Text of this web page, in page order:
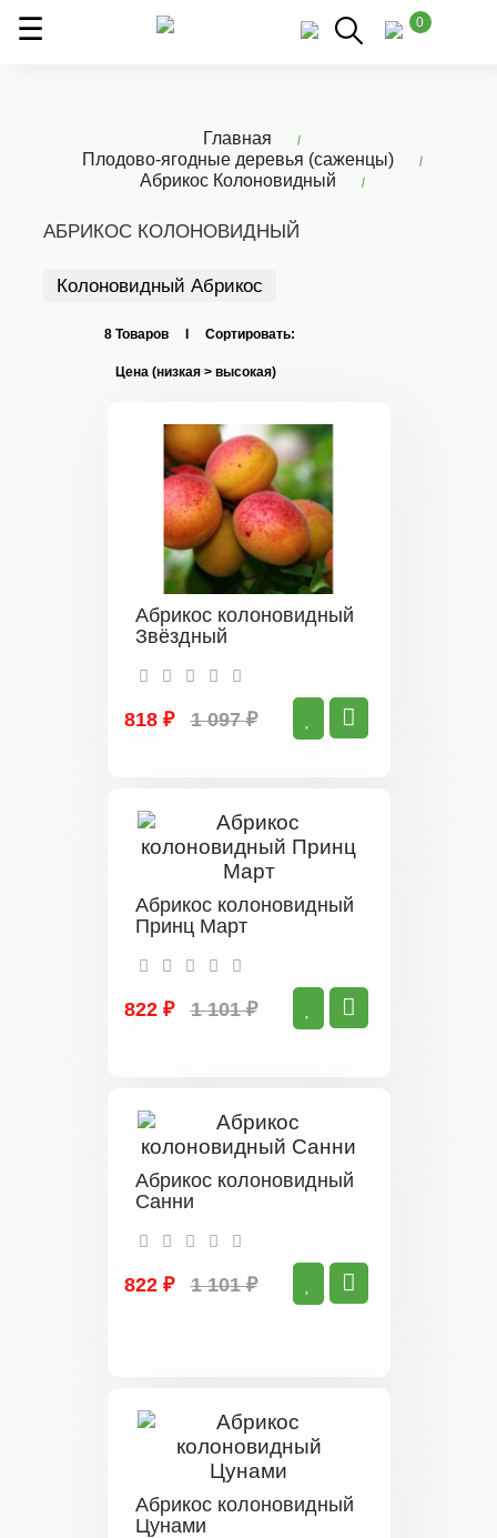
0
Главная
Плодово-ягодные деревья (саженцы)
Абрикос Колоновидный
АБРИКОС КОЛОНОВИДНЫЙ
Колоновидный Абрикос
8 Товаров I Сортировать:
Абрикос колоновидный
Звёздный
818 ₽ 1 097 ₽
Абрикос колоновидный
Принц Март
822 ₽ 1 101 ₽
Абрикос колоновидный
Санни
822 ₽ 1 101 ₽
Абрикос колоновидный
Цунами